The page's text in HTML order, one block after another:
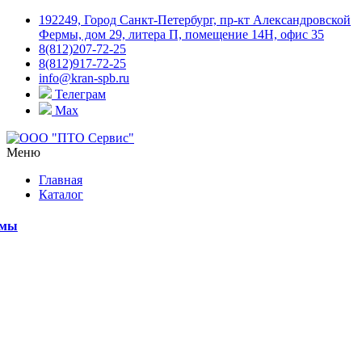
192249, Город Санкт-Петербург, пр-кт Александровской
Фермы, дом 29, литера П, помещение 14Н, офис 35
8(812)207-72-25
8(812)917-72-25
info@kran-spb.ru
Телеграм
Max
Меню
Главная
Каталог